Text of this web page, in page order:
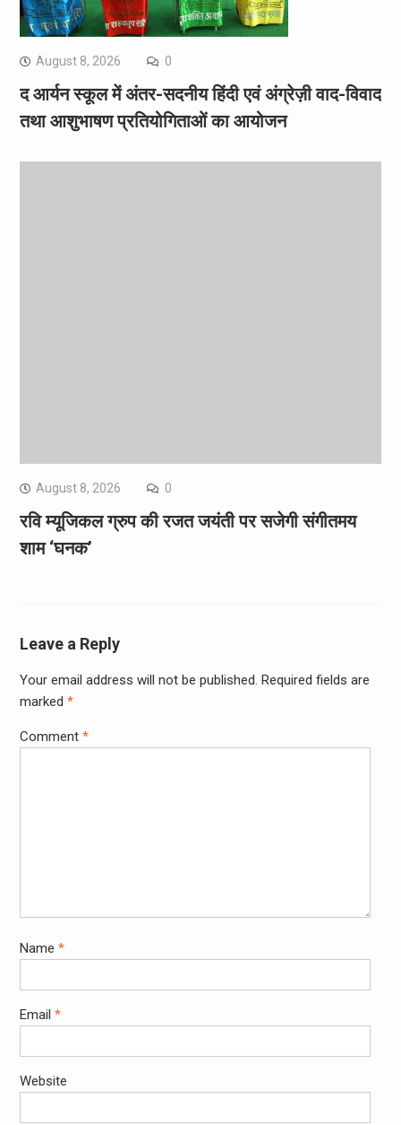
August 8, 2026 0
द आर्यन स्कूल में अंतर-सदनीय हिंदी एवं अंग्रेज़ी वाद-विवाद
तथा आशुभाषण प्रतियोगिताओं का आयोजन
August 8, 2026 0
रवि म्यूजिकल ग्रुप की रजत जयंती पर सजेगी संगीतमय
शाम ‘घनक’
Leave a Reply
Your email address will not be published. Required fields are
marked *
Comment *
Name *
Email *
Website